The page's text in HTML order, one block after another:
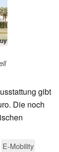
gibt
Die noch
E-Mobility